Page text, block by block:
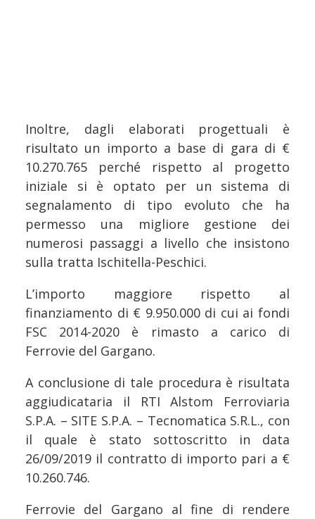
Inoltre, dagli elaborati progettuali è
risultato un importo a base di gara di €
10.270.765 perché rispetto al progetto
iniziale si è optato per un sistema di
segnalamento di tipo evoluto che ha
permesso una migliore gestione dei
numerosi passaggi a livello che insistono
sulla tratta Ischitella-Peschici.
L’importo maggiore rispetto al
finanziamento di € 9.950.000 di cui ai fondi
FSC 2014-2020 è rimasto a carico di
Ferrovie del Gargano.
A conclusione di tale procedura è risultata
aggiudicataria il RTI Alstom Ferroviaria
S.P.A. – SITE S.P.A. – Tecnomatica S.R.L., con
il quale è stato sottoscritto in data
26/09/2019 il contratto di importo pari a €
10.260.746.
Ferrovie del Gargano al fine di rendere